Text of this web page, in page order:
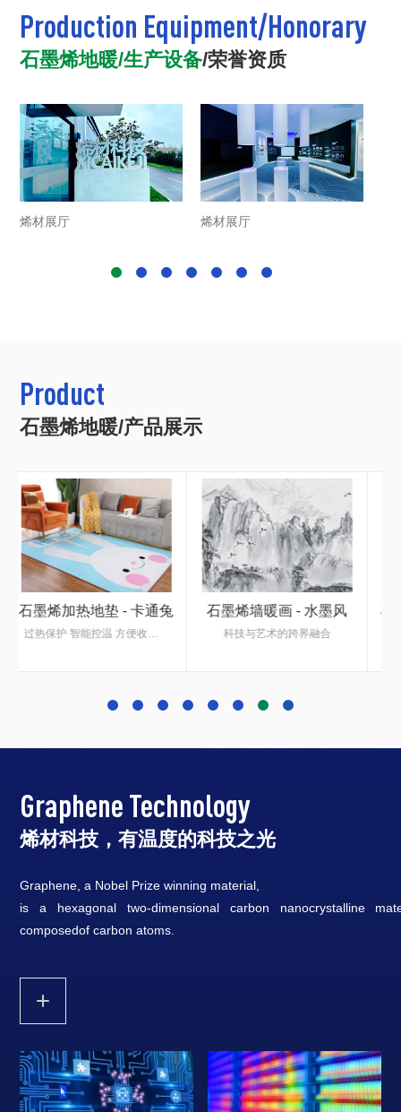
Production Equipment/Honorary
石墨烯地暖/生产设备/荣誉资质
烯材展厅
烯材展厅
Product
石墨烯地暖/产品展示
石墨烯墙暖画 - 水墨风
科技与艺术的跨界融合
石墨烯加热地垫 - 复古款
Graphene Technology
烯材科技，有温度的科技之光
Graphene, a Nobel Prize winning material,
is a hexagonal two-dimensional carbon nanocrystalline
composedof carbon atoms.